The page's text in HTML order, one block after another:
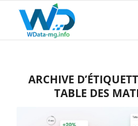
ARCHIVE
TABLE DES